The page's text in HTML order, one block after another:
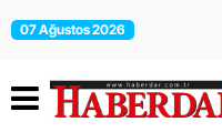
07 Ağustos 2026